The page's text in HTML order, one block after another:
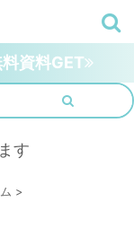
料資料GET
す
>